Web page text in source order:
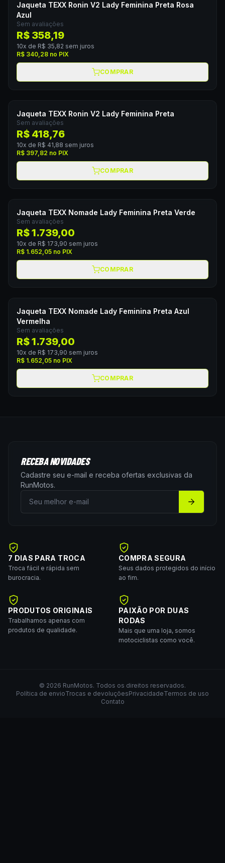
Jaqueta TEXX Ronin V2 Lady Feminina Preta Rosa
Azul
Sem avaliações
R$ 358,19
10x de R$ 35,82 sem juros
R$ 340,28 no PIX
COMPRAR
Jaqueta TEXX Ronin V2 Lady Feminina Preta
Sem avaliações
R$ 418,76
10x de R$ 41,88 sem juros
R$ 397,82 no PIX
COMPRAR
Jaqueta TEXX Nomade Lady Feminina Preta Verde
Sem avaliações
R$ 1.739,00
10x de R$ 173,90 sem juros
R$ 1.652,05 no PIX
COMPRAR
Jaqueta TEXX Nomade Lady Feminina Preta Azul
Vermelha
Sem avaliações
R$ 1.739,00
10x de R$ 173,90 sem juros
R$ 1.652,05 no PIX
COMPRAR
RECEBA NOVIDADES
Cadastre seu e-mail e receba ofertas exclusivas da
RunMotos.
7 DIAS PARA TROCA
Troca fácil e rápida sem
burocracia.
COMPRA SEGURA
Seus dados protegidos do início
ao fim.
PRODUTOS ORIGINAIS
Trabalhamos apenas com
produtos de qualidade.
PAIXÃO POR DUAS
RODAS
Mais que uma loja, somos
motociclistas como você.
© 2026 RunMotos. Todos os direitos reservados.
Política de envioTrocas e devoluçõesPrivacidadeTermos de uso
Contato